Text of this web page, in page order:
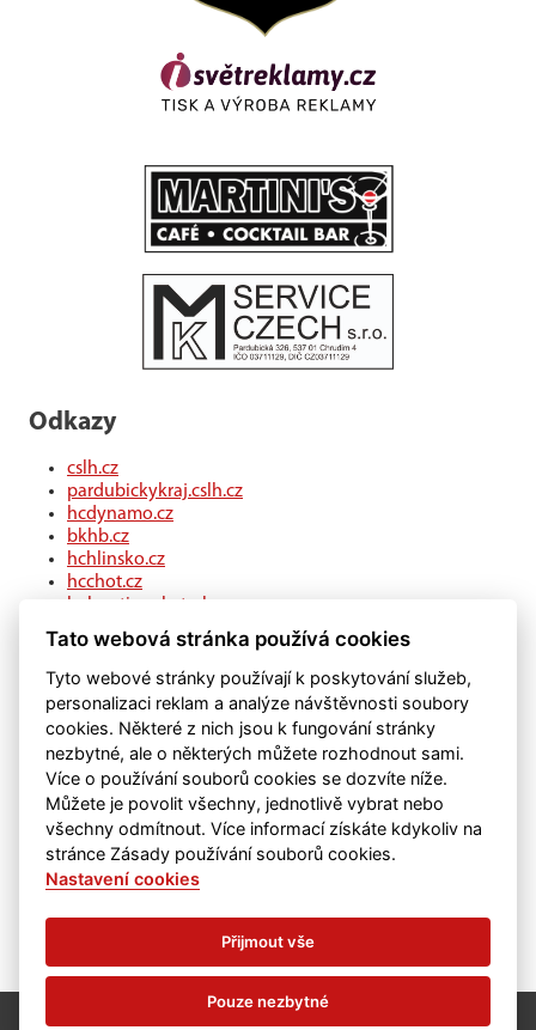
Odkazy
cslh.cz
pardubickykraj.cslh.cz
hcdynamo.cz
bkhb.cz
hchlinsko.cz
hcchot.cz
kohouti-ceskatrebova.cz
hcledec.cz
hclitomysl.cz
hcskutec.cz
hcslovan.com
hcchocen.cz
hcpolicka.com
hcsvetlans.cz
eSports.cz
klubweb.cz
onlajny.com
© RSS
Tato webová stránka používá cookies
Tyto webové stránky používají k poskytování služeb,
personalizaci reklam a analýze návštěvnosti soubory
cookies. Některé z nich jsou k fungování stránky
nezbytné, ale o některých můžete rozhodnout sami.
Více o používání souborů cookies se dozvíte níže.
Můžete je povolit všechny, jednotlivě vybrat nebo
všechny odmítnout. Více informací získáte kdykoliv na
stránce Zásady používání souborů cookies.
Nastavení cookies
Přijmout vše
Pouze nezbytné